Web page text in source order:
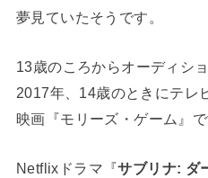
夢見ていたそうです。
13歳のころからオーディシ
2017年、14歳のときにテレ
映画『モリーズ・ゲーム』で
Netflixドラマ『サブリナ: ダ